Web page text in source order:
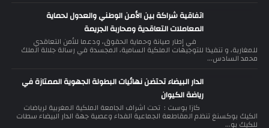
اتفاقية شراكة بين الأمن الوطني والعدول لحماية
المعاملات التعاقدية ومحاربة الجريمة
في إطار صيانة وحماية الحقوق، ودعما للأمن التعاقدي
للمغاربة، و تنفيذا للتوجيهات الملكية السامية، المجسدة في رسالة جلالة الملك
محمد السادس...
الدار البيضاء تحتضن نهائيات البطولة الجهوية الممتازة في
رياضة الكيوان
كازا بوست : تحت اشراف الجامعة الملكية المغربية لرياضات
الكيك بوكسنغ تنظم المقاطعة الجماعية الفداء وعصبة جهة الدار البيضاء سطات
للكيك بو...